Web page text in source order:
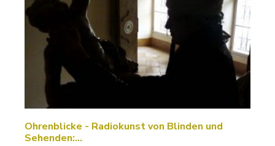
Ohrenblicke - Radiokunst von Blinden und
Sehenden:…